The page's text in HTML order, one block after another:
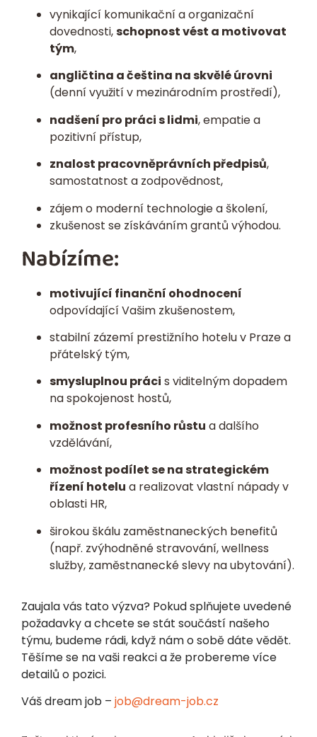
vynikající komunikační a organizační
dovednosti,schopnost vést a motivovat
tým,
angličtina a čeština na skvělé úrovni
(denní využití v mezinárodním prostředí),
nadšení pro práci s lidmi, empatie a
pozitivní přístup,
znalost pracovněprávních předpisů,
samostatnost a zodpovědnost,
zájem o moderní technologie a školení,
zkušenost se získáváním grantů výhodou.
Nabízíme:
motivující finanční ohodnocení
odpovídající Vašim zkušenostem,
stabilní zázemí prestižního hotelu v Praze a
přátelský tým,
smysluplnou práci s viditelným dopadem
na spokojenost hostů,
možnost profesního růstu a dalšího
vzdělávání,
možnost podílet se na strategickém
řízení hotelu a realizovat vlastní nápady v
oblasti HR,
širokou škálu zaměstnaneckých benefitů
(např. zvýhodněné stravování, wellness
služby, zaměstnanecké slevy na ubytování).
Zaujala vás tato výzva? Pokud splňujete uvedené
požadavky a chcete se stát součástí našeho
týmu, budeme rádi, když nám o sobě dáte vědět.
Těšíme se na vaši reakci a že probereme více
detailů o pozici.
Váš dream job – job@dream-job.cz